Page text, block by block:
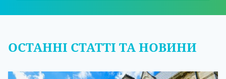
ОСТАННІ СТАТТІ ТА НОВИНИ